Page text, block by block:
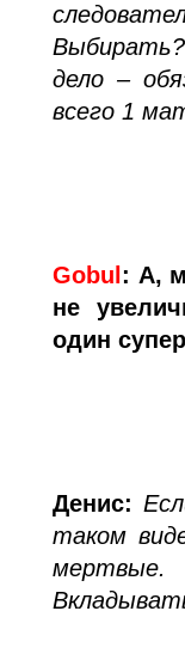
дело –
всего 1
Gobul : А,
не
один
Денис:
таком
мертвые.